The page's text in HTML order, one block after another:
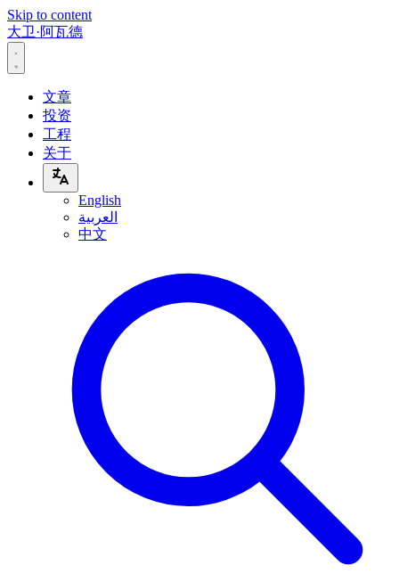
Skip to content
大卫·阿瓦德
文章
投资
工程
关于
English
العربية
中文